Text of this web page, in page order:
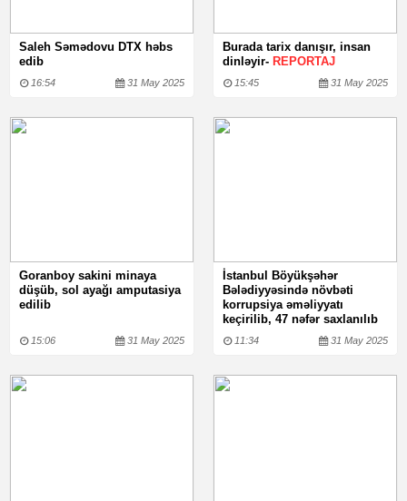
Saleh Səmədovu DTX həbs
edib
16:54 31 May 2025
Burada tarix danışır, insan
dinləyir- REPORTAJ
15:45 31 May 2025
Goranboy sakini minaya
düşüb, sol ayağı amputasiya
edilib
15:06 31 May 2025
İstanbul Böyükşəhər
Bələdiyyəsində növbəti
korrupsiya əməliyyatı
keçirilib, 47 nəfər saxlanılıb
11:34 31 May 2025